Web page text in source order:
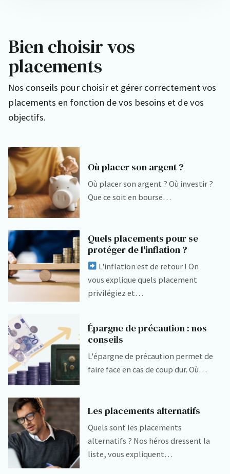
Bien choisir vos
placements
Nos conseils pour choisir et gérer correctement vos
placements en fonction de vos besoins et de vos
objectifs.
Où placer son argent ?
Où placer son argent ? Où investir ?
Que ce soit en bourse…
Quels placements pour se
protéger de l'inflation ?
L'inflation est de retour ! On
vous explique quels placement
privilégiez et…
Épargne de précaution : nos
conseils
L'épargne de précaution permet de
faire face en cas de coup dur. Où…
Les placements alternatifs
Quels sont les placements
alternatifs ? Nos héros dressent la
liste, vous expliquent…